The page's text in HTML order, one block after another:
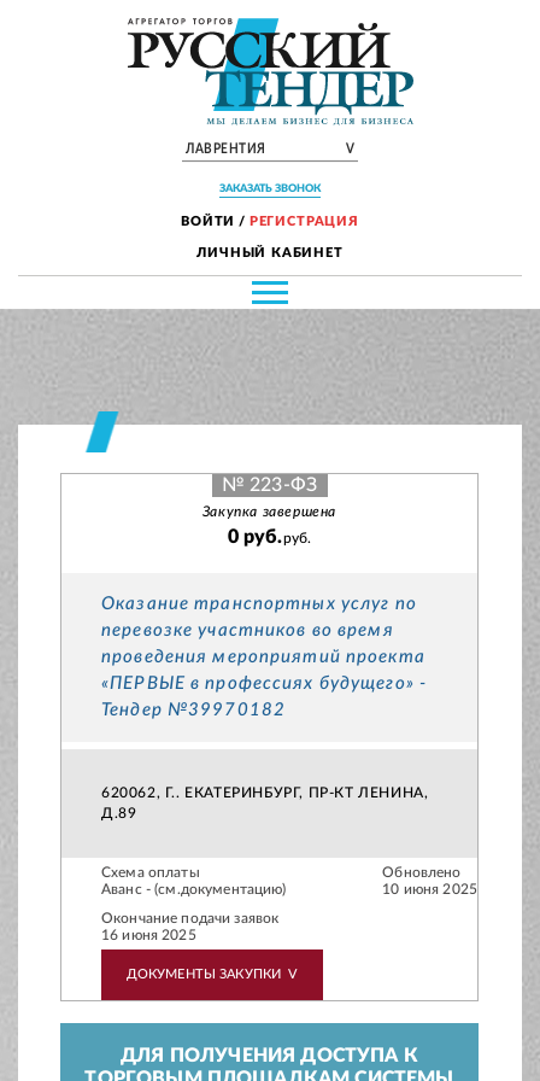
ЛАВРЕНТИЯ V
ЗАКАЗАТЬ ЗВОНОК
ВОЙТИ / РЕГИСТРАЦИЯ
ЛИЧНЫЙ КАБИНЕТ
№ 223-ФЗ
Закупка завершена
0 руб.руб.
Оказание транспортных услуг по
перевозке участников во время
проведения мероприятий проекта
«ПЕРВЫЕ в профессиях будущего» -
Тендер №39970182
620062, Г.. ЕКАТЕРИНБУРГ, ПР-КТ ЛЕНИНА,
Д.89
Схема оплаты
Аванс - (см.документацию)
Обновлено
10 июня 2025
Окончание подачи заявок
16 июня 2025
ДОКУМЕНТЫ ЗАКУПКИ V
ДЛЯ ПОЛУЧЕНИЯ ДОСТУПА К